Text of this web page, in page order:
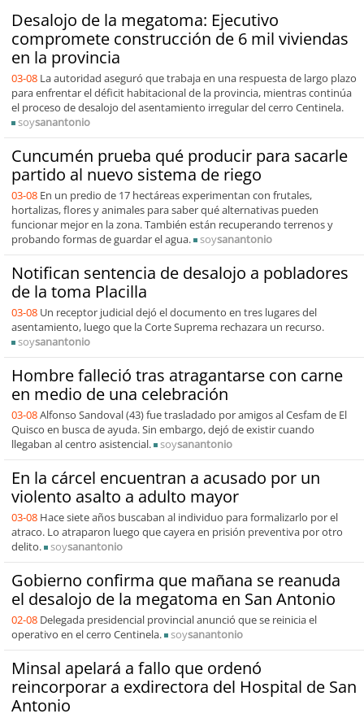
Desalojo de la megatoma: Ejecutivo
compromete construcción de 6 mil viviendas
en la provincia
03-08 La autoridad aseguró que trabaja en una respuesta de largo plazo
para enfrentar el déficit habitacional de la provincia, mientras continúa
el proceso de desalojo del asentamiento irregular del cerro Centinela.
soysanantonio
Cuncumén prueba qué producir para sacarle
partido al nuevo sistema de riego
03-08 En un predio de 17 hectáreas experimentan con frutales,
hortalizas, flores y animales para saber qué alternativas pueden
funcionar mejor en la zona. También están recuperando terrenos y
probando formas de guardar el agua.
soysanantonio
Notifican sentencia de desalojo a pobladores
de la toma Placilla
03-08 Un receptor judicial dejó el documento en tres lugares del
asentamiento, luego que la Corte Suprema rechazara un recurso.
soysanantonio
Hombre falleció tras atragantarse con carne
en medio de una celebración
03-08Alfonso Sandoval (43) fue trasladado por amigos al Cesfam de El
Quisco en busca de ayuda. Sin embargo, dejó de existir cuando
llegaban al centro asistencial.
soysanantonio
En la cárcel encuentran a acusado por un
violento asalto a adulto mayor
03-08 Hace siete años buscaban al individuo para formalizarlo por el
atraco. Lo atraparon luego que cayera en prisión preventiva por otro
delito.
soysanantonio
Gobierno confirma que mañana se reanuda
el desalojo de la megatoma en San Antonio
02-08 Delegada presidencial provincial anunció que se reinicia el
operativo en el cerro Centinela.
soysanantonio
Minsal apelará a fallo que ordenó
reincorporar a exdirectora del Hospital de San
Antonio